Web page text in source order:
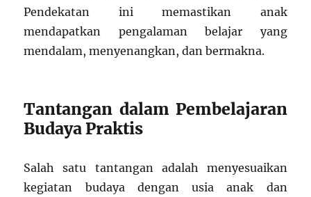
Pendekatan ini memastikan anak
mendapatkan pengalaman belajar yang
mendalam, menyenangkan, dan bermakna.
Tantangan dalam Pembelajaran
Budaya Praktis
Salah satu tantangan adalah menyesuaikan
kegiatan budaya dengan usia anak dan